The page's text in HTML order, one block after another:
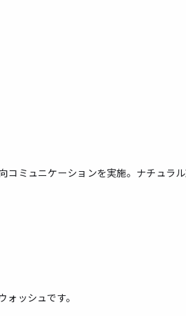
コミュニケーションを実施。ナチュラ
ッシュです。